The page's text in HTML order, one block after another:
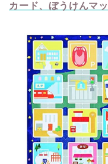
カード、ぼうけんマ